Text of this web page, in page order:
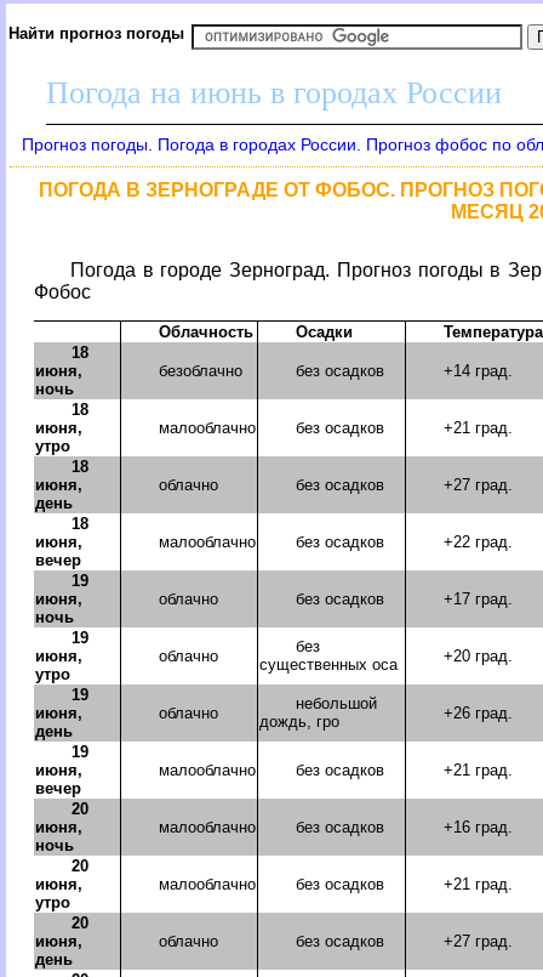
Найти прогноз погоды
Погода на июнь в городах России
Прогноз погоды. Погода в городах России. Прогноз фобос по
ПОГОДА В ЗЕРНОГРАДЕ ОТ ФОБОС. ПРОГНОЗ
МЕСЯЦ
Погода в городе Зерноград. Прогноз погоды в
Фобос
Облачность Осадки
Температура
18
июня,
ночь
безоблачно без осадков +14 град.
18
июня,
утро
малооблачно без осадков +21 град.
18
июня,
день
облачно без осадков +27 град.
18
июня,
вечер
малооблачно без осадков +22 град.
19
июня,
ночь
облачно без осадков +17 град.
19
июня,
утро
облачно
без
существенных оса
+20 град.
19
июня,
день
облачно
небольшой
дождь, гро
+26 град.
19
июня,
вечер
малооблачно без осадков +21 град.
20
июня,
ночь
малооблачно без осадков +16 град.
20
июня,
утро
малооблачно без осадков +21 град.
20
июня,
день
облачно без осадков +27 град.